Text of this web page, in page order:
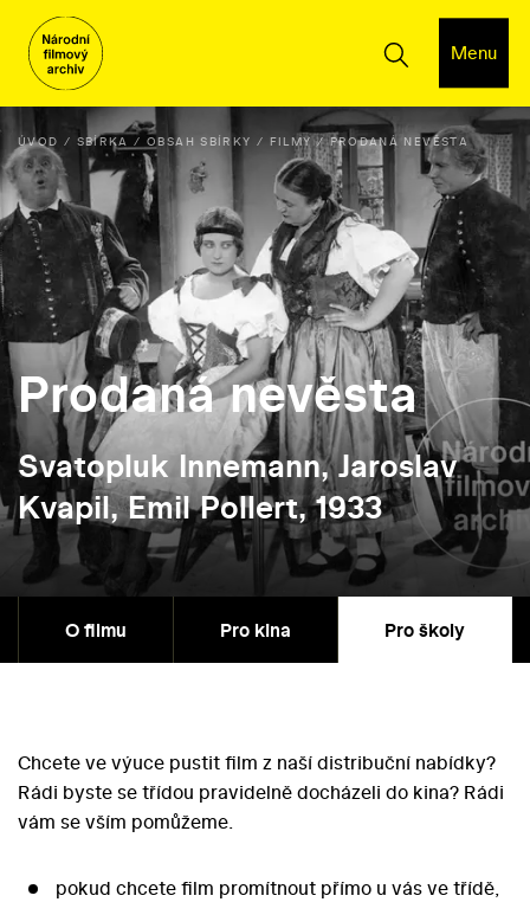
Menu
ÚVOD SBÍRKA OBSAH SBÍRKY FILMY PRODANÁ NEVĚSTA
Prodaná nevěsta
Svatopluk Innemann, Jaroslav
Kvapil, Emil Pollert, 1933
O filmu Pro kina Pro školy
Chcete ve výuce pustit film z naší distribuční nabídky?
Rádi byste se třídou pravidelně docházeli do kina? Rádi
vám se vším pomůžeme.
pokud chcete film promítnout přímo u vás ve třídě,